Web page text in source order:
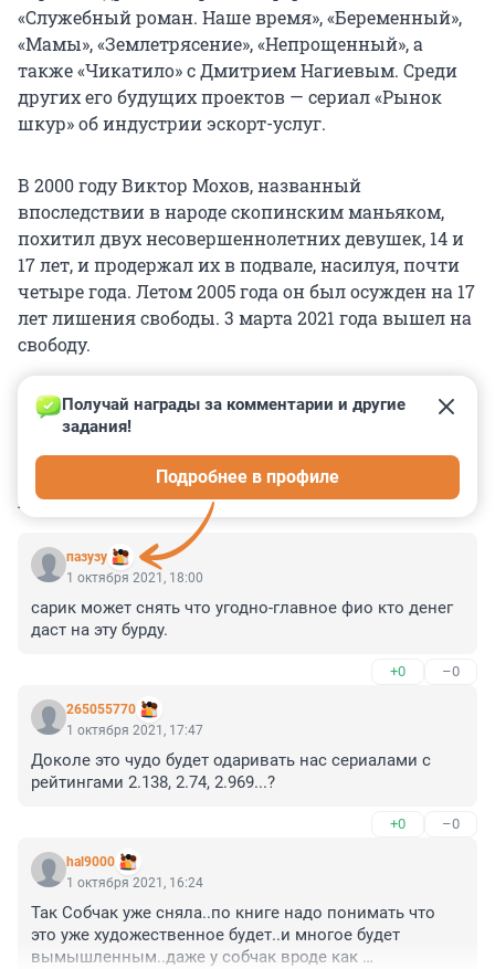
«Служебный роман. Наше время», «Беременный»,
«Мамы», «Землетрясение», «Непрощенный», а
также «Чикатило» с Дмитрием Нагиевым. Среди
других его будущих проектов — сериал «Рынок
шкур» об индустрии эскорт-услуг.
В 2000 году Виктор Мохов, названный
впоследствии в народе скопинским маньяком,
похитил двух несовершеннолетних девушек, 14 и
17 лет, и продержал их в подвале, насилуя, почти
четыре года. Летом 2005 года он был осужден на 17
лет лишения свободы. 3 марта 2021 года вышел на
свободу.
КОММЕНТАРИИ 4
пазузу
Получай награды за комментарии и другие
задания!
Подробнее в профиле
1 октября 2021, 18:00
сарик может снять что угодно-главное фио кто денег
даст на эту бурду.
+0 –0
265055770
1 октября 2021, 17:47
Доколе это чудо будет одаривать нас сериалами с
рейтингами 2.138, 2.74, 2.969...?
+0 –0
hal9000
1 октября 2021, 16:24
Так Собчак уже сняла..по книге надо понимать что
это уже художественное будет..и многое будет
вымышленным..даже у собчак вроде как